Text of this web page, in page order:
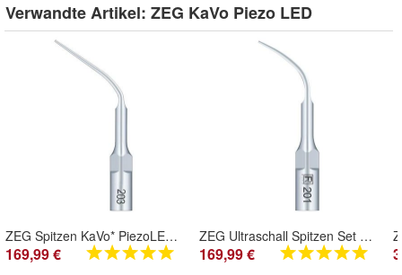
Verwandte Artikel: ZEG KaVo Piezo LED
ZEG Spitzen KaVo* PiezoLED Nr. 203 Ultraschallspitzen 5er Set Piezo LED
169,99 €
ZEG Ultraschall Spitzen Set Nr. 201 KaVo PiezoLED * Scaler 5Tips
169,99 €